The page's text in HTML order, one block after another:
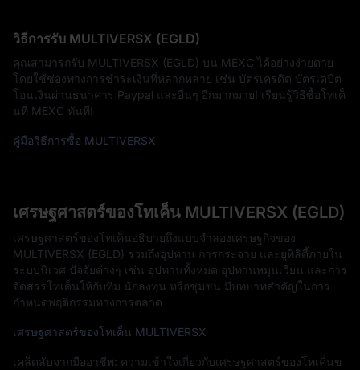
วิธีการรับ MULTIVERSX (EGLD)
คุณสามารถรับ MULTIVERSX (EGLD) บน MEXC ได้อย่างง่ายดาย
โดยใช้ช่องทางการชำระเงินที่หลากหลาย เช่น บัตรเครดิต บัตรเดบิต
โอนเงินผ่านธนาคาร Paypal และอื่นๆ อีกมากมาย! เรียนรู้วิธีซื้อโทเค็
นที่ MEXC ทันที!
คู่มือวิธีการซื้อ MULTIVERSX
เศรษฐศาสตร์ของโทเค็น MULTIVERSX (EGLD)
เศรษฐศาสตร์ของโทเค็นอธิบายถึงแบบจำลองเศรษฐกิจของ
MULTIVERSX (EGLD) รวมถึงอุปทาน การกระจาย และยูทิลิตี้ภายใน
ระบบนิเวศ ปัจจัยต่างๆ เช่น อุปทานทั้งหมด อุปทานหมุนเวียน และการ
จัดสรรโทเค็นให้กับทีม นักลงทุน หรือชุมชน มีบทบาทสำคัญในการ
กำหนดพฤติกรรมทางการตลาด
เศรษฐศาสตร์ของโทเค็น MULTIVERSX
เคล็ดลับจากมืออาชีพ: ความเข้าใจเกี่ยวกับเศรษฐศาสตร์ของโทเค็นข